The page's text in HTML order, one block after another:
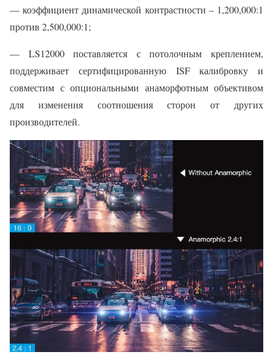
— коэффициент динамической контрастности – 1,200,000:1
против 2,500,000:1;
— LS12000 поставляется с потолочным креплением,
поддерживает сертифицированную ISF калибровку и
совместим с опциональными анаморфотным объективом
для изменения соотношения сторон от других
производителей.